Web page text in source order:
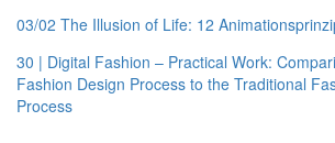
03/02 The Illusion of Life: 12
30 | Digital Fashion – Practical Work:
Fashion Design Process to the Traditional
Process